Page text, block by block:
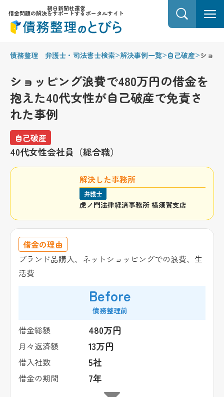
朝日新聞社運営
借金問題の解決をサポートするポータルサイト
債務整理 弁護士・司法書士検索>解決事例一覧>自己破産>ショッ
ショッピング浪費で480万円の借金を
抱えた40代女性が自己破産で免責さ
れた事例
自己破産
40代女性会社員（総合職）
解決した事務所
弁護士
虎ノ門法律経済事務所 横須賀支店
借金の理由
ブランド品購入、ネットショッピングでの浪費、生
活費
Before
債務整理前
借金総額 480万円
月々返済額 13万円
借入社数 5社
借金の期間 7年